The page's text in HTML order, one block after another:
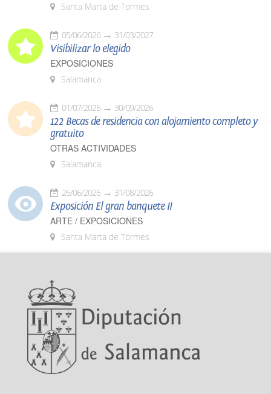
Santa Marta de Tormes
05/06/2026 31/03/2027
Visibilizar lo elegido
EXPOSICIONES
Salamanca
01/07/2026 30/09/2026
122 Becas de residencia con alojamiento completo y
gratuito
OTRAS ACTIVIDADES
Salamanca
26/06/2026 31/08/2026
Exposición El gran banquete II
ARTE / EXPOSICIONES
Santa Marta de Tormes